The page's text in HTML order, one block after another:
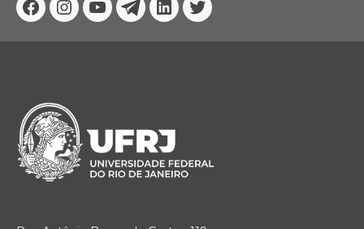
Facebook
Instagram
YoutubeTelegram
Linkedin
Twitter